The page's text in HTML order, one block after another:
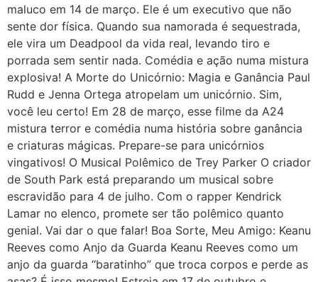
maluco em 14 de março. Ele é um executivo que não
sente dor física. Quando sua namorada é sequestrada,
ele vira um Deadpool da vida real, levando tiro e
porrada sem sentir nada. Comédia e ação numa mistura
explosiva! A Morte do Unicórnio: Magia e Ganância Paul
Rudd e Jenna Ortega atropelam um unicórnio. Sim,
você leu certo! Em 28 de março, esse filme da A24
mistura terror e comédia numa história sobre ganância
e criaturas mágicas. Prepare-se para unicórnios
vingativos! O Musical Polêmico de Trey Parker O criador
de South Park está preparando um musical sobre
escravidão para 4 de julho. Com o rapper Kendrick
Lamar no elenco, promete ser tão polêmico quanto
genial. Vai dar o que falar! Boa Sorte, Meu Amigo: Keanu
Reeves como Anjo da Guarda Keanu Reeves como um
anjo da guarda “baratinho” que troca corpos e perde as